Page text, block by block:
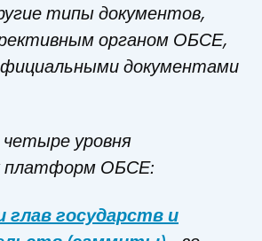
типы документов,
органом ОБСЕ,
документами
уровня
платформ ОБСЕ:
глав государств и